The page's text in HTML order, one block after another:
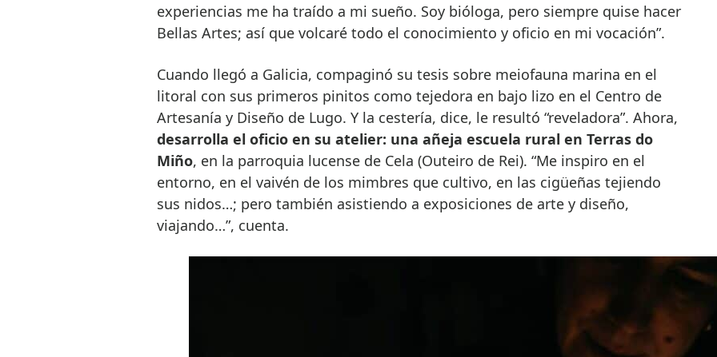
experiencias me ha traído a mi sueño. Soy bióloga, pero siempre quise hacer
Bellas Artes; así que volcaré todo el conocimiento y oficio en mi vocación”.
Cuando llegó a Galicia, compaginó su tesis sobre meiofauna marina en el
litoral con sus primeros pinitos como tejedora en bajo lizo en el Centro de
Artesanía y Diseño de Lugo. Y la cestería, dice, le resultó “reveladora”. Ahora,
desarrolla el oficio en su atelier: una añeja escuela rural en Terras do
Miño, en la parroquia lucense de Cela (Outeiro de Rei). “Me inspiro en el
entorno, en el vaivén de los mimbres que cultivo, en las cigüeñas tejiendo
sus nidos…; pero también asistiendo a exposiciones de arte y diseño,
viajando…”, cuenta.